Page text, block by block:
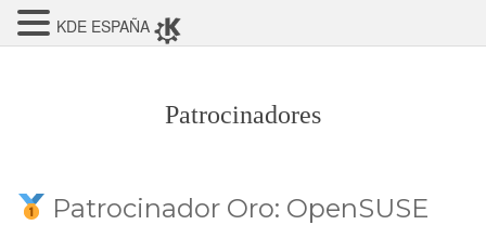
Patrocinadores
Patrocinador Oro: OpenSUSE
KDE ESPAÑA